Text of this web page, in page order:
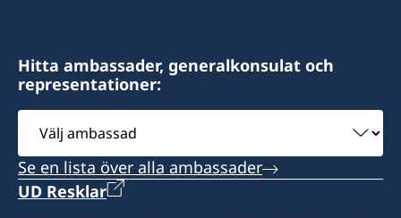
Hitta ambassader, generalkonsulat och
representationer:
Välj
ambassad
Se en lista över alla ambassader
UD Resklar